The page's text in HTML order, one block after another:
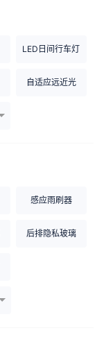
LED日间行车灯
自适应远近光
感应雨刷器
后排隐私玻璃